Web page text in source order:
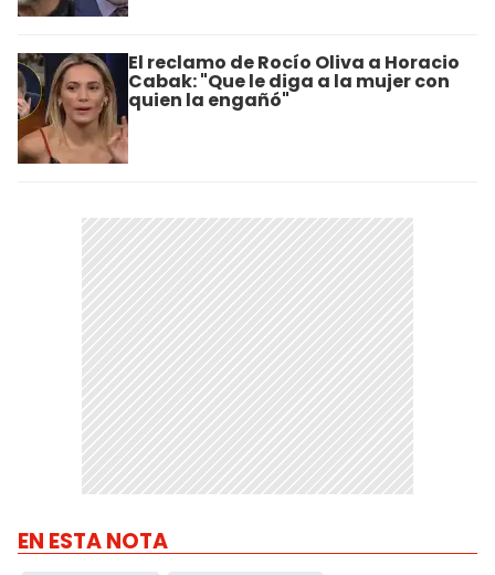
El reclamo de Rocío Oliva a Horacio
Cabak: "Que le diga a la mujer con
quien la engañó"
EN ESTA NOTA